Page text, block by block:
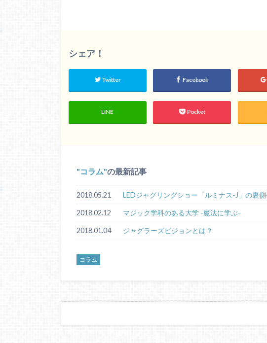
シェア！
Twitter Facebook
LINE Pocket
コラム の最新記事
2018.05.21 LEDジャグリングショー「ルミナス-J」の裏
2018.02.12 マジック学科のある大学 -魔法に学ぶ-
2018.01.04 ジャグラーズビジョンとは？
コラム